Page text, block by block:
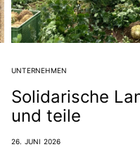
UNTERNEHMEN
Solidarische
und teile
26. JUNI 2026